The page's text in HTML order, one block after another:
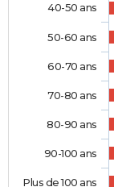
40-50 ans
50-60 ans
60-70 ans
70-80 ans
80-90 ans
90-100 ans
Plus de 100 ans